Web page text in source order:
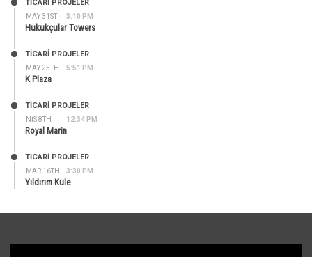
MAY 31ST 3:10 PM
TİCARİ PROJELER
Hukukçular Towers
MAY 25TH 5:51 PM
TİCARİ PROJELER
K Plaza
NIS 8TH 12:34 PM
TİCARİ PROJELER
Royal Marin
MAR 16TH 3:30 PM
TİCARİ PROJELER
Yıldırım Kule